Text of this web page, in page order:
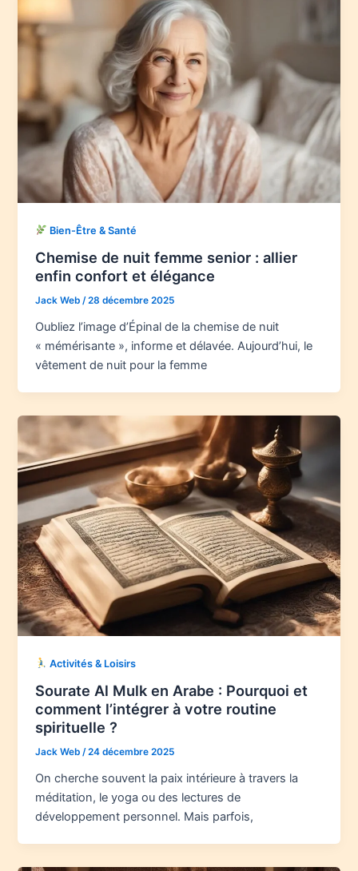
Bien-Être & Santé
Chemise de nuit femme senior : allier
enfin confort et élégance
Jack Web/28 décembre 2025
Oubliez l’image d’Épinal de la chemise de nuit
« mémérisante », informe et délavée. Aujourd’hui, le
vêtement de nuit pour la femme
Activités & Loisirs
Sourate Al Mulk en Arabe : Pourquoi et
comment l’intégrer à votre routine
spirituelle ?
Jack Web/24 décembre 2025
On cherche souvent la paix intérieure à travers la
méditation, le yoga ou des lectures de
développement personnel. Mais parfois,